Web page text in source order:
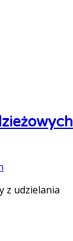
z udzielania